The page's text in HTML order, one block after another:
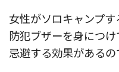
女性がソロキャンプ
防犯ブザーを身につ
忌避する効果があるの